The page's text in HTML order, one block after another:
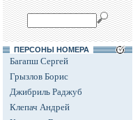
ПЕРСОНЫ НОМЕРА
Багапш Сергей
Грызлов Борис
Джибриль Раджуб
Клепач Андрей